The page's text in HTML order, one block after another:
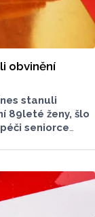
obvinění
stanuli
89leté ženy, šlo
seniorce
otok mozku
Po smrti znalci
Lékaři
při resuscitaci
vinu popřeli.